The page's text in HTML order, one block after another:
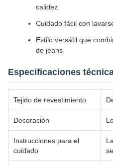
calidez
Cuidado fácil con
Estilo versátil que
de jeans
Especificaciones
Tejido de revestimiento
Decoración
Instrucciones para el
cuidado